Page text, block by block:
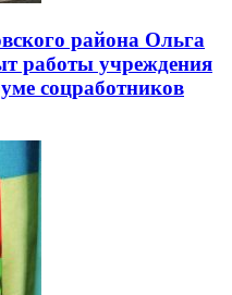
района Ольга
работы учреждения
соцработников